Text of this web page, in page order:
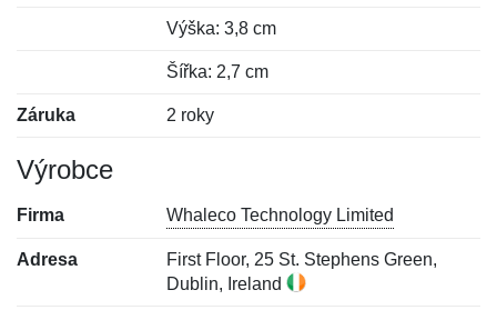
Výška: 3,8 cm
Šířka: 2,7 cm
Záruka 2 roky
Výrobce
Firma Whaleco Technology Limited
Adresa
First Floor, 25 St. Stephens Green,
Dublin, Ireland